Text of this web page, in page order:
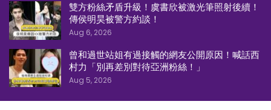
雙方粉絲矛盾升級！虞書欣被激光筆照射後續！
傳侯明昊被警方約談！
Aug 6, 2026
曾和過世站姐有過接觸的網友公開原因！喊話西
村力「別再差別對待亞洲粉絲！」
Aug 5, 2026